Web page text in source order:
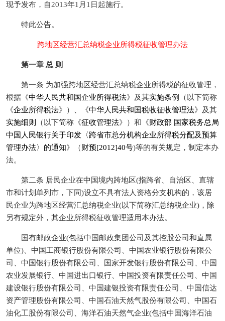
现予发布，自2013年1月1日起施行。
特此公告。
跨地区经营汇总纳税企业所得税征收管理办法
第一章 总 则
第一条 为加强跨地区经营汇总纳税企业所得税的征收管理，
根据《中华人民共和国企业所得税法》及其实施条例
（以下简称
《企业所得税法》）、《中华人民共和国税收征收管理法》及其
实施细则
（以下简称《征收管理法》）和《财政部 国家税务总局
中国人民银行关于印发〈跨省市总分机构企业所得税分配及预算
管理办法〉的通知》（财预[2012]40号)等的有关规定，制定本办
法。
第二条 居民企业在中国境内跨地区(指跨省、自治区、直辖
市和计划单列市，下同)设立不具有法人资格分支机构的，该居
民企业为跨地区经营汇总纳税企业(以下简称汇总纳税企业)，除
另有规定外，其企业所得税征收管理适用本办法。
国有邮政企业(包括中国邮政集团公司及其控股公司和直属
单位)、中国工商银行股份有限公司、中国农业银行股份有限公
司、中国银行股份有限公司、国家开发银行股份有限公司、中国
农业发展银行、中国进出口银行、中国投资有限责任公司、中国
建设银行股份有限公司、中国建银投资有限责任公司、中国信达
资产管理股份有限公司、中国石油天然气股份有限公司、中国石
油化工股份有限公司、海洋石油天然气企业(包括中国海洋石油